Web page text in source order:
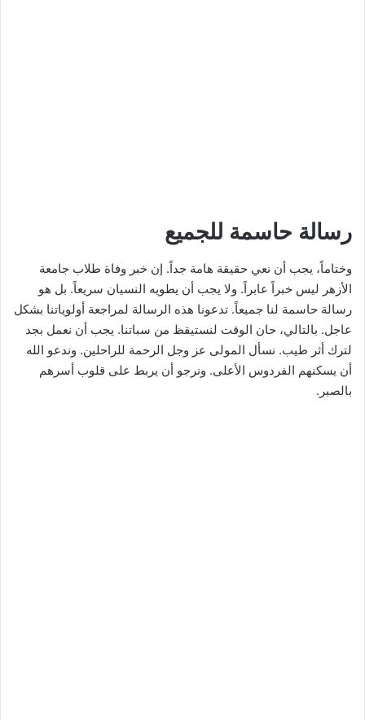
​رسالة حاسمة للجميع
​وختاماً، يجب أن نعي حقيقة هامة جداً. إن خبر وفاة طلاب جامعة
الأزهر ليس خبراً عابراً. ولا يجب أن يطويه النسيان سريعاً. بل هو
رسالة حاسمة لنا جميعاً. تدعونا هذه الرسالة لمراجعة أولوياتنا بشكل
عاجل. بالتالي، حان الوقت لنستيقظ من سباتنا. يجب أن نعمل بجد
لترك أثر طيب. نسأل المولى عز وجل الرحمة للراحلين. وندعو الله
أن يسكنهم الفردوس الأعلى. ونرجو أن يربط على قلوب أسرهم
بالصبر.